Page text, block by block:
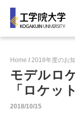
学部・大学院
Home 2018年度のお
モデルロ
「ロケッ
2018/10/15